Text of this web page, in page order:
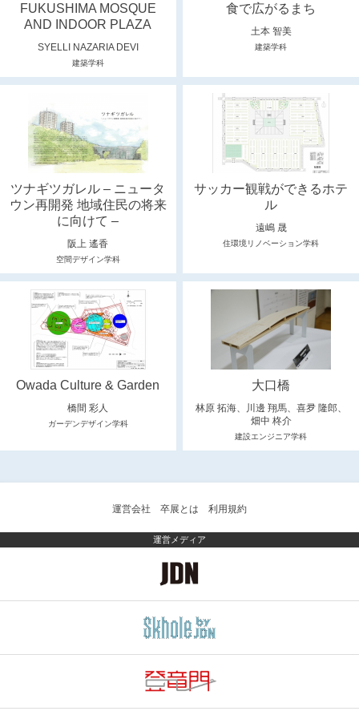
FUKUSHIMA MOSQUE
AND INDOOR PLAZA
SYELLI NAZARIA DEVI
建築学科
食で広がるまち
土本 智美
建築学科
ツナギツガレル – ニュータ
ウン再開発 地域住民の将来
に向けて –
阪上 遙香
空間デザイン学科
サッカー観戦ができるホテ
ル
遠嶋 晟
住環境リノベーション学科
Owada Culture & Garden
橋間 彩人
ガーデンデザイン学科
大口橋
林原 拓海、川邊 翔馬、喜夛 隆郎、
畑中 柊介
建設エンジニア学科
運営会社 卒展とは 利用規約
運営メディア